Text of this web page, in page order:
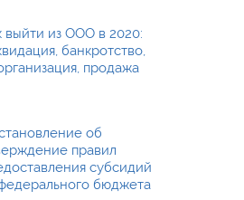
выйти из ООО в 2020:
банкротство,
продажа
об
правил
субсидий
бюджета